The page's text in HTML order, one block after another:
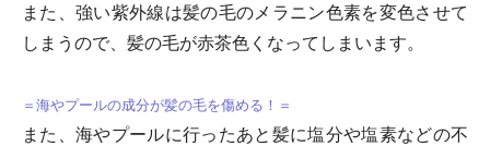
また、強い紫外線は髪の毛のメラニン色素を変色させて
しまうので、髪の毛が赤茶色くなってしまいます。
＝海やプールの成分が髪の毛を傷める！＝
また、海やプールに行ったあと髪に塩分や塩素などの不